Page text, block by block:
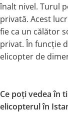
înalt nivel. Turul
privată. Acest
fie ca un călător
privat. În funcție
elicopter de
Ce poți vedea în
elicopterul în